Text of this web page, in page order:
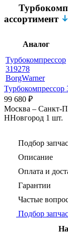
ассортимент
Аналог
Турбокомпрессор
319278
BorgWarner
Турбокомпрессор
99 680 ₽
Москва – Санкт-
ННовгород 1 шт.
Подбор
Описание
Оплата и
Гарантии
Частые
Подбор